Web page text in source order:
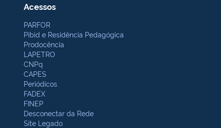
Acessos
PARFOR
Pibid e Residência Pedagógica
Prodocência
LAPETRO
CNPq
CAPES
Periódicos
FADEX
FINEP
Desconectar da Rede
Site Legado